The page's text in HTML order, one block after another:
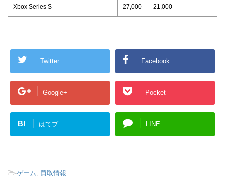
Xbox Series S 27,000 21,000
Twitter Facebook
Google+ Pocket
B! はてブ LINE
-ゲーム 買取情報